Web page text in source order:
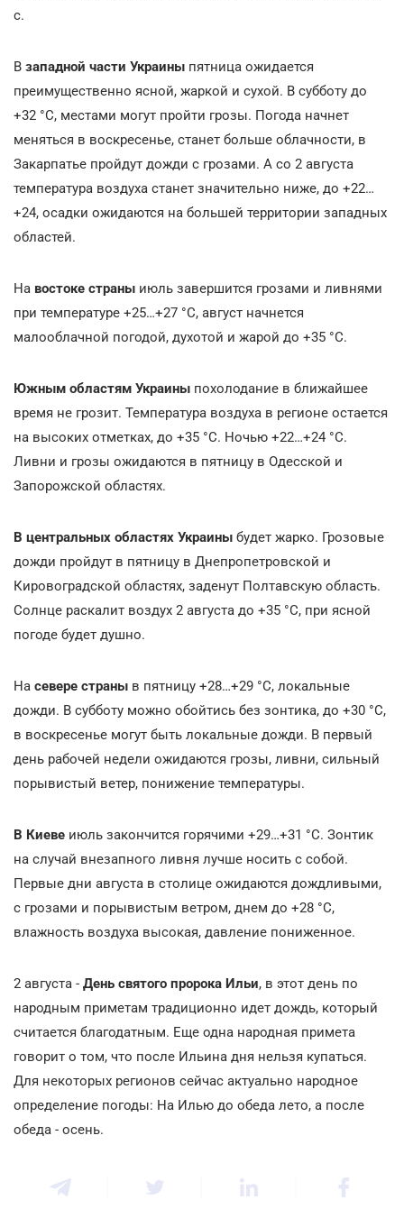
с.
В западной части Украины пятница ожидается
преимущественно ясной, жаркой и сухой. В субботу до
+32 °С, местами могут пройти грозы. Погода начнет
меняться в воскресенье, станет больше облачности, в
Закарпатье пройдут дожди с грозами. А со 2 августа
температура воздуха станет значительно ниже, до +22…
+24, осадки ожидаются на большей территории западных
областей.
На востоке страны июль завершится грозами и ливнями
при температуре +25…+27 °С, август начнется
малооблачной погодой, духотой и жарой до +35 °С.
Южным областям Украины похолодание в ближайшее
время не грозит. Температура воздуха в регионе остается
на высоких отметках, до +35 °С. Ночью +22…+24 °С.
Ливни и грозы ожидаются в пятницу в Одесской и
Запорожской областях.
В центральных областях Украины будет жарко. Грозовые
дожди пройдут в пятницу в Днепропетровской и
Кировоградской областях, заденут Полтавскую область.
Солнце раскалит воздух 2 августа до +35 °С, при ясной
погоде будет душно.
На севере страны в пятницу +28…+29 °С, локальные
дожди. В субботу можно обойтись без зонтика, до +30 °С,
в воскресенье могут быть локальные дожди. В первый
день рабочей недели ожидаются грозы, ливни, сильный
порывистый ветер, понижение температуры.
В Киеве июль закончится горячими +29…+31 °С. Зонтик
на случай внезапного ливня лучше носить с собой.
Первые дни августа в столице ожидаются дождливыми,
с грозами и порывистым ветром, днем до +28 °С,
влажность воздуха высокая, давление пониженное.
2 августа - День святого пророка Ильи, в этот день по
народным приметам традиционно идет дождь, который
считается благодатным. Еще одна народная примета
говорит о том, что после Ильина дня нельзя купаться.
Для некоторых регионов сейчас актуально народное
определение погоды: На Илью до обеда лето, а после
обеда - осень.